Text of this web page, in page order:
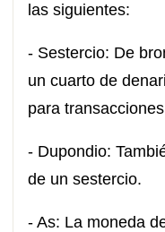
las siguientes:
- Sestercio: De
un cuarto de
para
- Dupondio:
de un sestercio.
- As: La moneda